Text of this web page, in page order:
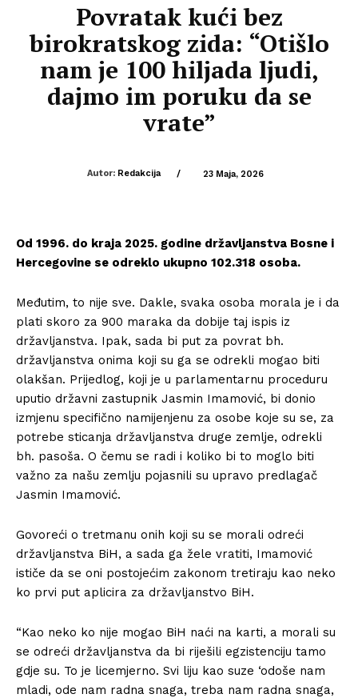
Povratak kući bez
birokratskog zida: “Otišlo
nam je 100 hiljada ljudi,
dajmo im poruku da se
vrate”
Autor: Redakcija / 23 Maja, 2026
Od 1996. do kraja 2025. godine državljanstva Bosne i
Hercegovine se odreklo ukupno 102.318 osoba.
Međutim, to nije sve. Dakle, svaka osoba morala je i da
plati skoro za 900 maraka da dobije taj ispis iz
državljanstva. Ipak, sada bi put za povrat bh.
državljanstva onima koji su ga se odrekli mogao biti
olakšan. Prijedlog, koji je u parlamentarnu proceduru
uputio državni zastupnik Jasmin Imamović, bi donio
izmjenu specifično namijenjenu za osobe koje su se, za
potrebe sticanja državljanstva druge zemlje, odrekli
bh. pasoša. O čemu se radi i koliko bi to moglo biti
važno za našu zemlju pojasnili su upravo predlagač
Jasmin Imamović.
Govoreći o tretmanu onih koji su se morali odreći
državljanstva BiH, a sada ga žele vratiti, Imamović
ističe da se oni postojećim zakonom tretiraju kao neko
ko prvi put aplicira za državljanstvo BiH.
“Kao neko ko nije mogao BiH naći na karti, a morali su
se odreći državljanstva da bi riješili egzistenciju tamo
gdje su. To je licemjerno. Svi liju kao suze ‘odoše nam
mladi, ode nam radna snaga, treba nam radna snaga,